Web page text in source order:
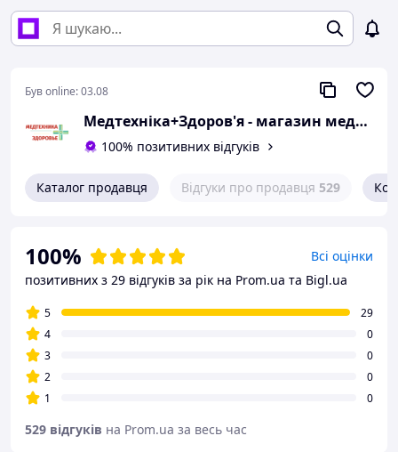
Був online:03.08
Медтехніка+Здоров'я - магазин медтехніки
100% позитивних відгуків
Каталог продавця Відгуки про продавця 529
100%
Всі оцінки
позитивних з 29 відгуків за рік на Prom.ua та Bigl.ua
5
29
4
0
3
0
2
0
1
0
529 відгуків на Prom.ua за весь час